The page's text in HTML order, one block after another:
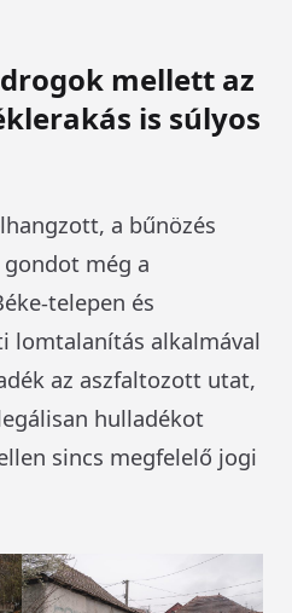
mellett az
is súlyos
a bűnözés
még a
telepen és
lomtalanítás alkalmával
az aszfaltozott utat,
hulladékot
sincs megfelelő jogi